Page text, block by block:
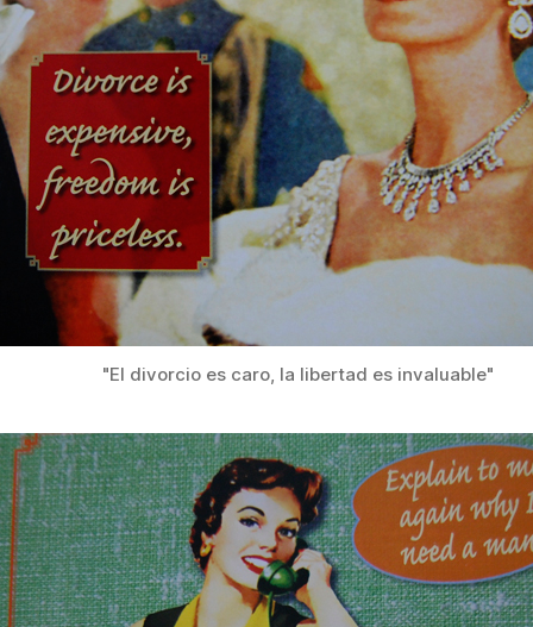
"El divorcio es caro, la libertad es invaluable"